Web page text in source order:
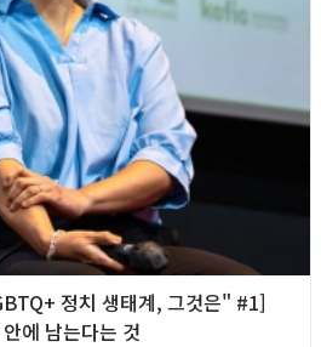
정치 생태계, 그것은" #1]
에 남는다는 것